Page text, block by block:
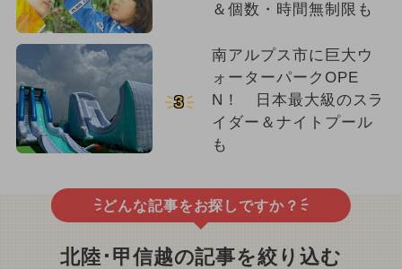
＆個数・時間無制限も
3
南アルプス市に巨大ウ
ォーターパークOPE
N！ 日本最大級のスラ
イダー＆ナイトプール
も
どんな記事をお探しですか？
北陸･甲信越の記事を絞り込む